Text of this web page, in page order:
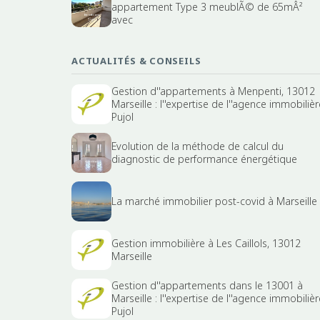
appartement Type 3 meublÃ© de 65mÂ²
avec
ACTUALITÉS & CONSEILS
Gestion d''appartements à Menpenti, 13012
Marseille : l''expertise de l''agence
Pujol
Evolution de la méthode de calcul du
diagnostic de performance énergétique
La marché immobilier post-covid à Marseille
Gestion immobilière à Les Caillols, 13012
Marseille
Gestion d''appartements dans le 13001 à
Marseille : l''expertise de l''agence
Pujol